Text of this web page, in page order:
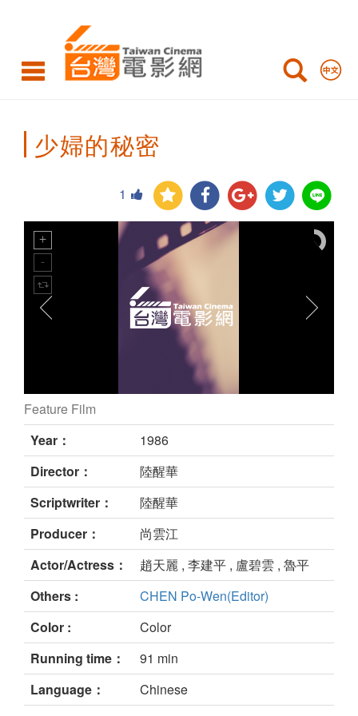
Taiwan
Cinema
少婦的秘密
1
still
Feature Film
Year：
1986
Director：
陸醒華
Scriptwriter：
陸醒華
Producer：
尚雲江
Actor/Actress：
趙天麗 , 李建平 , 盧碧雲 , 魯平
Others :
CHEN Po-Wen(Editor)
Color :
Color
Running time：
91 min
Language：
Chinese